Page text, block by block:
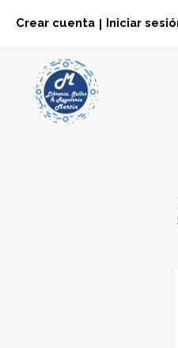
Crear cuenta Iniciar